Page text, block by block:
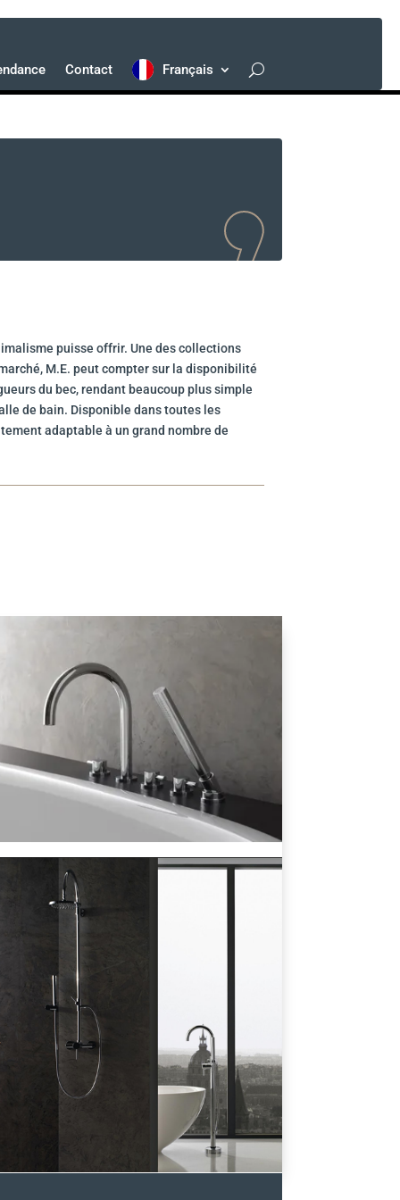
Contact Français
puisse offrir. Une des collections
M.E. peut compter sur la disponibilité
du bec, rendant beaucoup plus simple
de bain. Disponible dans toutes les
adaptable à un grand nombre de